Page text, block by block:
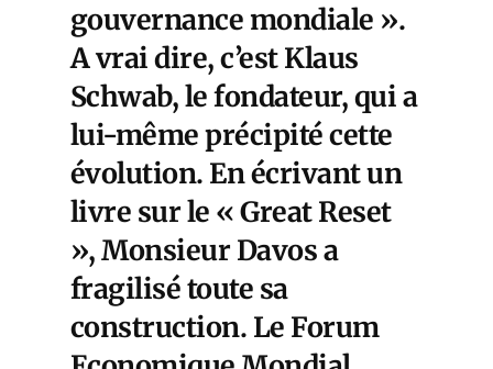
gouvernance mondiale ».
A vrai dire, c’est Klaus
Schwab, le fondateur, qui a
lui-même précipité cette
évolution. En écrivant un
livre sur le « Great Reset
», Monsieur Davos a
fragilisé toute sa
construction. Le Forum